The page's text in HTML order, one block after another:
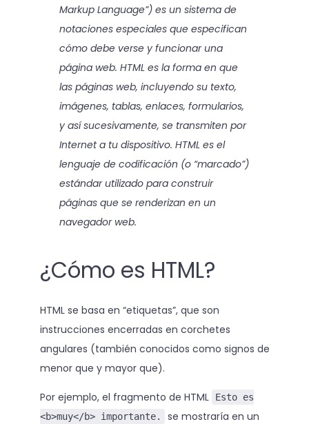
Markup Language”) es un sistema de
notaciones especiales que especifican
cómo debe verse y funcionar una
página web. HTML es la forma en que
las páginas web, incluyendo su texto,
imágenes, tablas, enlaces, formularios,
y así sucesivamente, se transmiten por
Internet a tu dispositivo. HTML es el
lenguaje de codificación (o “marcado”)
estándar utilizado para construir
páginas que se renderizan en un
navegador web.
¿Cómo es HTML?
HTML se basa en “etiquetas”, que son
instrucciones encerradas en corchetes
angulares (también conocidos como signos de
menor que y mayor que).
Por ejemplo, el fragmento de HTML
Esto es
<b>muy</b> importante.
se mostraría en un